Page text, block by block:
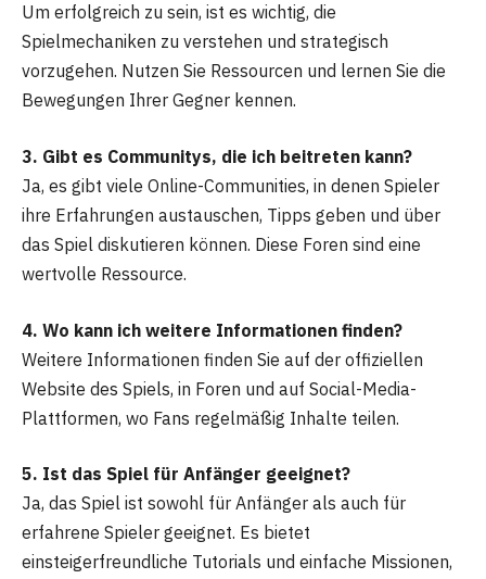
Um erfolgreich zu sein, ist es wichtig, die
Spielmechaniken zu verstehen und strategisch
vorzugehen. Nutzen Sie Ressourcen und lernen Sie die
Bewegungen Ihrer Gegner kennen.
3. Gibt es Communitys, die ich beitreten kann?
Ja, es gibt viele Online-Communities, in denen Spieler
ihre Erfahrungen austauschen, Tipps geben und über
das Spiel diskutieren können. Diese Foren sind eine
wertvolle Ressource.
4. Wo kann ich weitere Informationen finden?
Weitere Informationen finden Sie auf der offiziellen
Website des Spiels, in Foren und auf Social-Media-
Plattformen, wo Fans regelmäßig Inhalte teilen.
5. Ist das Spiel für Anfänger geeignet?
Ja, das Spiel ist sowohl für Anfänger als auch für
erfahrene Spieler geeignet. Es bietet
einsteigerfreundliche Tutorials und einfache Missionen,